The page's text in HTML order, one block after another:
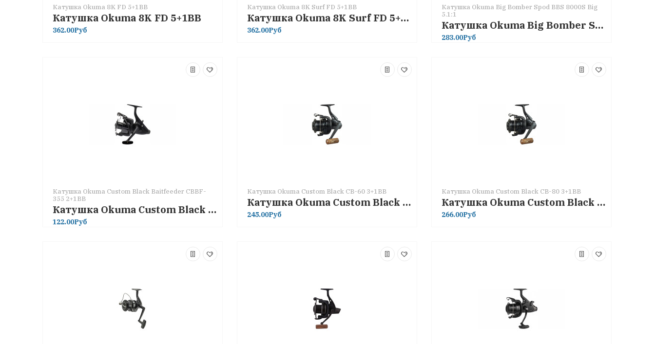
Катушка Okuma 8K FD 5+1BB
Катушка Okuma 8K FD 5+1BB
362.00Руб
Катушка Okuma 8K Surf FD 5+1BB
Катушка Okuma 8K Surf FD 5+1BB
362.00Руб
Катушка Okuma Big Bomber Spod BBS 8000S Big
5.1:1
Катушка Okuma Big Bomber Spod BBS 8000S Big 5.1:1
283.00Руб
Катушка Okuma Custom Black Baitfeeder CBBF-
355 2+1BB
Катушка Okuma Custom Black Baitfeeder CBBF-355 2+1BB
122.00Руб
Катушка Okuma Custom Black CB-60 3+1BB
Катушка Okuma Custom Black CB-60 3+1BB
245.00Руб
Катушка Okuma Custom Black CB-80 3+1BB
Катушка Okuma Custom Black CB-80 3+1BB
266.00Руб